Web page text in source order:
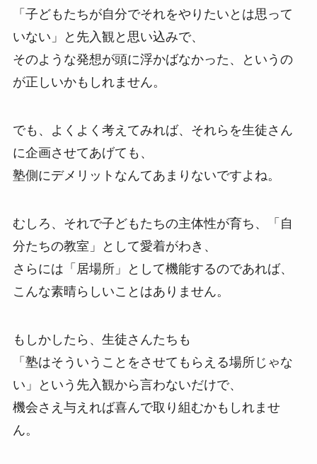
「子どもたちが自分でそれをやりたいとは思って
いない」と先入観と思い込みで、
そのような発想が頭に浮かばなかった、というの
が正しいかもしれません。
でも、よくよく考えてみれば、それらを生徒さん
に企画させてあげても、
塾側にデメリットなんてあまりないですよね。
むしろ、それで子どもたちの主体性が育ち、「自
分たちの教室」として愛着がわき、
さらには「居場所」として機能するのであれば、
こんな素晴らしいことはありません。
もしかしたら、生徒さんたちも
「塾はそういうことをさせてもらえる場所じゃな
い」という先入観から言わないだけで、
機会さえ与えれば喜んで取り組むかもしれませ
ん。